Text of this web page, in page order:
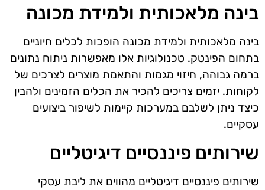
בינה מלאכותית ולמידת מכונה
בינה מלאכותית ולמידת מכונה הופכות לכלים חיוניים
בתחום הפינטק. טכנולוגיות אלו מאפשרות ניתוח נתונים
ברמה גבוהה, חיזוי מגמות והתאמת מוצרים לצרכים של
לקוחות. יזמים צריכים להכיר את הכלים הזמינים ולהבין
כיצד ניתן לשלבם במערכות קיימות לשיפור ביצועים
עסקיים.
שירותים פיננסיים דיגיטליים
שירותים פיננסיים דיגיטליים מהווים את ליבת עסקי